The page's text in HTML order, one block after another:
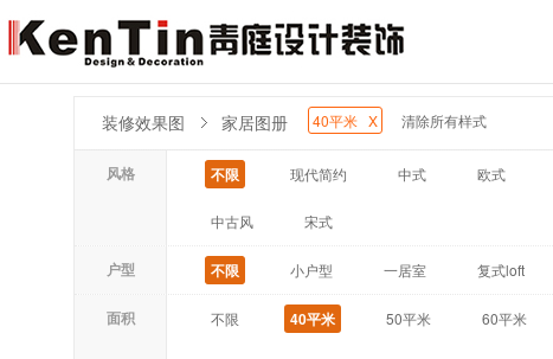
装修效果图 家居图册 40平米 X 清除所有样式
风格 不限 现代简约 中式 欧式
中古风 宋式
户型 不限 小户型 一居室 复式loft
面积 不限 40平米 50平米 60平米